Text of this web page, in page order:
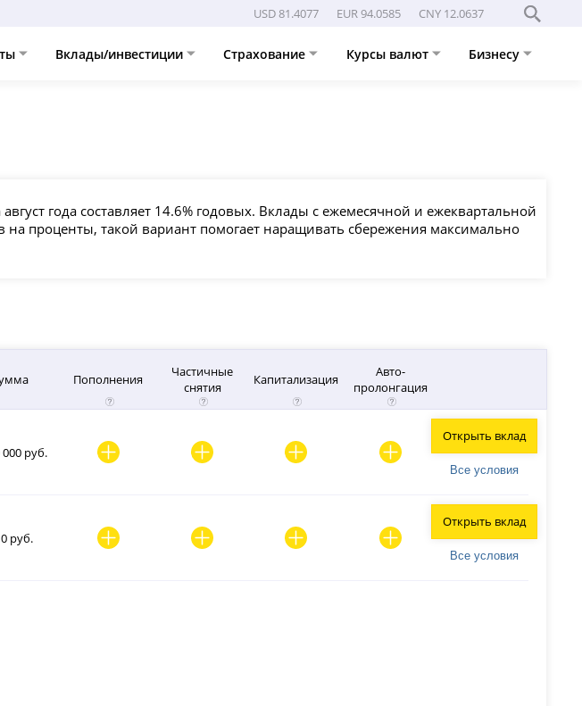
USD 81.4077 EUR 94.0585 CNY 12.0637
Вклады/инвестиции Страхование Курсы валют Бизнесу
года составляет 14.6% годовых. Вклады с ежемесячной и ежеквартальной
проценты, такой вариант помогает наращивать сбережения максимально
Пополнения
Частичные
снятия
Капитализация
Авто-
пролонгация
000 руб.
Все условия
Открыть вклад
руб.
Все условия
Открыть вклад